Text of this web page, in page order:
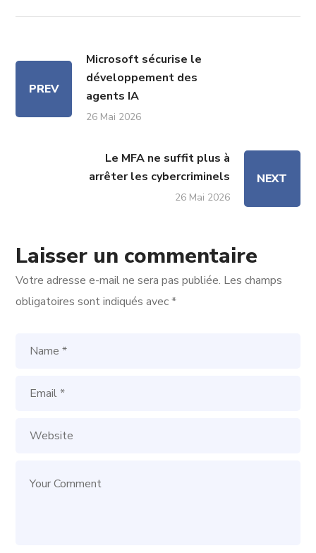
PREV
Microsoft sécurise le
développement des
agents IA
26 Mai 2026
Le MFA ne suffit plus à
arrêter les cybercriminels
26 Mai 2026
NEXT
Laisser un commentaire
Votre adresse e-mail ne sera pas publiée. Les champs
obligatoires sont indiqués avec*